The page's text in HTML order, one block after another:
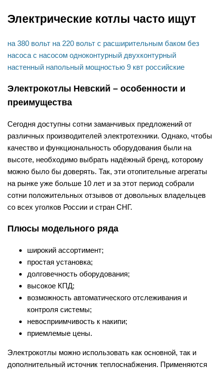
Электрические котлы часто ищут
на 380 вольт на 220 вольт с расширительным баком без
насоса с насосом одноконтурный двухконтурный
настенный напольный мощностью 9 квт российские
Электрокотлы Невский – особенности и
преимущества
Сегодня доступны сотни заманчивых предложений от
различных производителей электротехники. Однако, чтобы
качество и функциональность оборудования были на
высоте, необходимо выбрать надёжный бренд, которому
можно было бы доверять. Так, эти отопительные агрегаты
на рынке уже больше 10 лет и за этот период собрали
сотни положительных отзывов от довольных владельцев
со всех уголков России и стран СНГ.
Плюсы модельного ряда
широкий ассортимент;
простая установка;
долговечность оборудования;
высокое КПД;
возможность автоматического отслеживания и
контроля системы;
невосприимчивость к накипи;
приемлемые цены.
Электрокотлы можно использовать как основной, так и
дополнительный источник теплоснабжения. Применяются